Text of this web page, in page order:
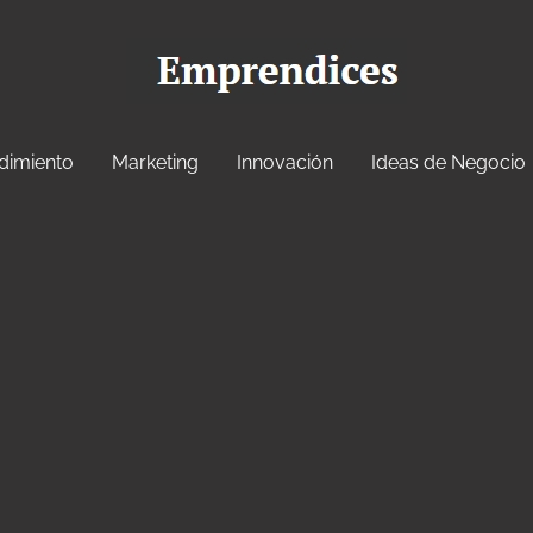
Marketing Innovación Ideas de Negocio